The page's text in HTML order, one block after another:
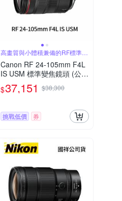
高畫質與小體積兼備的RF標準變
焦鏡頭
Canon RF 24-105mm F4L
IS USM 標準變焦鏡頭 (公司
貨)
$37,151 $38,300
挑戰低價 券